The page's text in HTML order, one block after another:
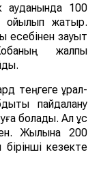
ауданында 100
қойылып жатыр.
есебінен зауыт
жалпы
теңгеге құрал-
пайдалану
болады. Ал құс
Жылына 200
бірінші кезекте